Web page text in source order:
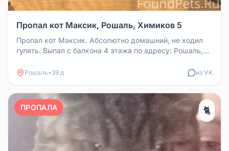
Пропал кот Максик, Рошаль, Химиков 5
Пропал кот Максик. Абсолютно домашний, не ходил
гулять. Выпал с балкона 4 этажа по адресу: Рошаль,
Рошаль• 39 д из VK
ПРОПАЛА 🐈